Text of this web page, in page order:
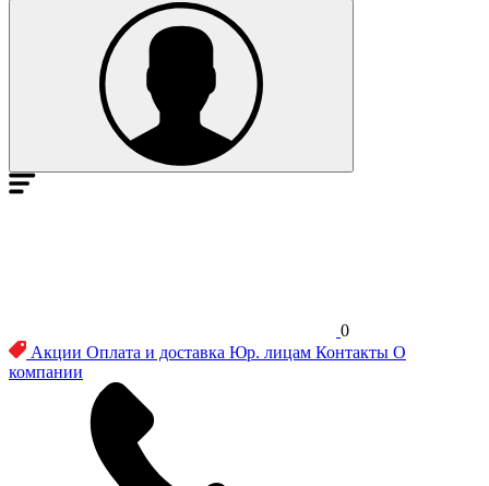
0
Акции Оплата и доставка Юр. лицам Контакты О
компании